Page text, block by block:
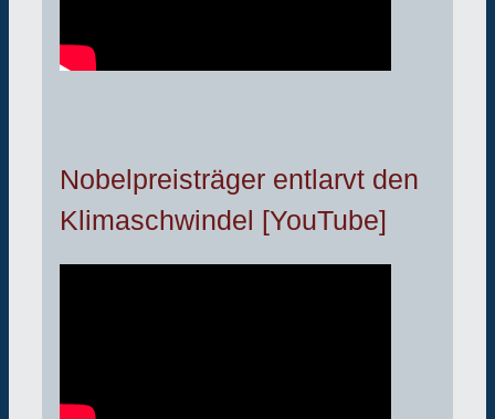
Nobelpreisträger entlarvt den
Klimaschwindel [YouTube]